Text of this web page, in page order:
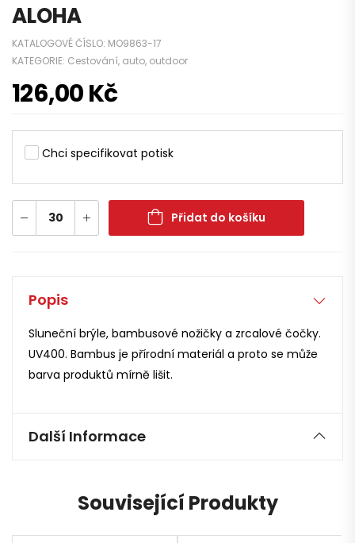
ALOHA
KATALOGOVÉ ČÍSLO: MO9863-17
KATEGORIE: Cestování, auto, outdoor
126,00Kč
Chci specifikovat potisk
Přidat do košíku
Popis
Sluneční brýle, bambusové nožičky a zrcalové čočky.
UV400. Bambus je přírodní materiál a proto se může
barva produktů mírně lišit.
Další Informace
Související Produkty